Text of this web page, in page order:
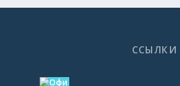
ССЫЛКИ